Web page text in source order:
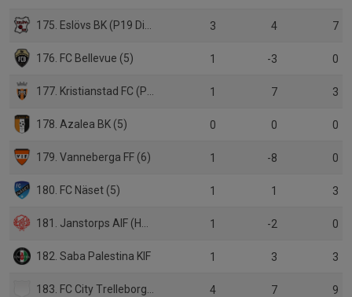
175. Eslövs BK (P19 Div.1) 3 4 7
176. FC Bellevue (5) 1 -3 0
177. Kristianstad FC (P19 Div.1) 1 7 3
178. Azalea BK (5) 0 0 0
179. Vanneberga FF (6) 1 -8 0
180. FC Näset (5) 1 1 3
181. Janstorps AIF (HJ Div.3) 1 -2 0
182. Saba Palestina KIF 1 3 3
183. FC City Trelleborg (5) 4 7 9